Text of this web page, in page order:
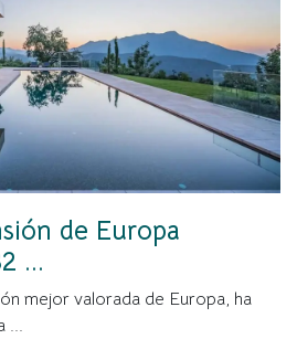
de Europa
...
mejor valorada de Europa, ha
...